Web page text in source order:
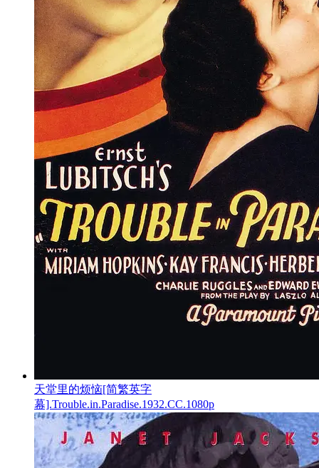
天堂里的烦恼[简繁英字
幕].Trouble.in.Paradise.1932.CC.1080p